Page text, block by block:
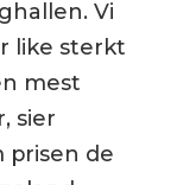
Vi
like sterkt
mest
sier
prisen de